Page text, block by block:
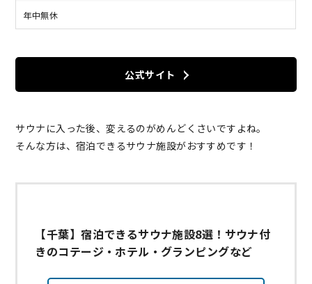
年中無休
公式サイト
サウナに入った後、変えるのがめんどくさいですよね。
そんな方は、宿泊できるサウナ施設がおすすめです！
【千葉】宿泊できるサウナ施設8選！サウナ付
きのコテージ・ホテル・グランピングなど